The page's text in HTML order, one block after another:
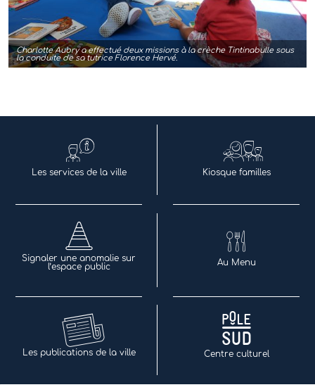
Charlotte Aubry a effectué deux missions à la crèche Tintinabulle sous
la conduite de sa tutrice Florence Hervé.
Les services de la ville Kiosque familles
Signaler une anomalie sur
l’espace public
Au Menu
Les publications de la ville Centre culturel